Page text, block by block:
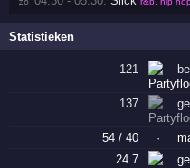
Statistieken
121
137
54 / 40 ·
24.7